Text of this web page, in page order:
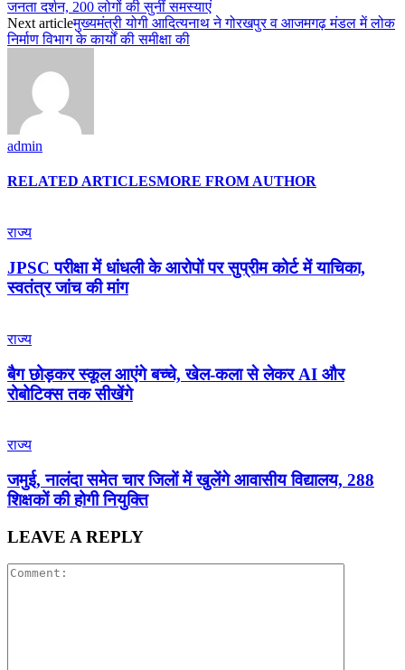
जनता दर्शन, 200 लोगों की सुनीं समस्याएं
Next articleमुख्यमंत्री योगी आदित्यनाथ ने गोरखपुर व आजमगढ़ मंडल में लोक
निर्माण विभाग के कार्यों की समीक्षा की
admin
RELATED ARTICLESMORE FROM AUTHOR
राज्य
JPSC परीक्षा में धांधली के आरोपों पर सुप्रीम कोर्ट में याचिका,
स्वतंत्र जांच की मांग
राज्य
बैग छोड़कर स्कूल आएंगे बच्चे, खेल-कला से लेकर AI और
रोबोटिक्स तक सीखेंगे
राज्य
जमुई, नालंदा समेत चार जिलों में खुलेंगे आवासीय विद्यालय, 288
शिक्षकों की होगी नियुक्ति
LEAVE A REPLY